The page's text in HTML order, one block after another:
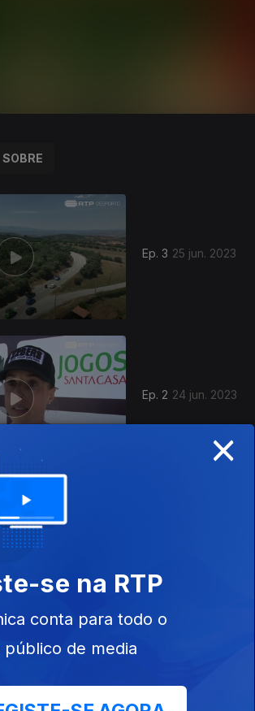
SOBRE
Ep. 3 25 jun. 2023
Ep. 2 24 jun. 2023
faz parte de Ciclismo
×
se na RTP
conta para todo o
de media